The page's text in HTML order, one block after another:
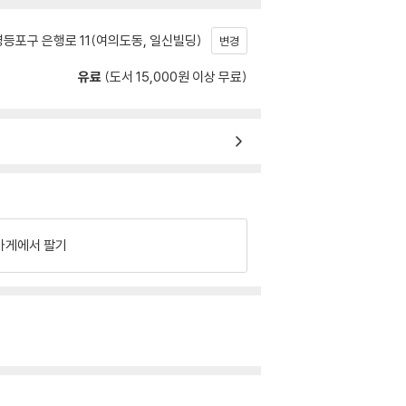
포구 은행로 11(여의도동, 일신빌딩) 변경
유료 (도서 15,000원 이상 무료)
게에서 팔기